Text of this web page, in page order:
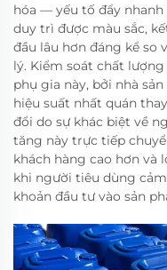
hóa — yếu tố đẩy nhanh
duy trì được màu sắc,
đầu lâu hơn đáng kể so
lý. Kiểm soát chất
phụ gia này, bởi nhà
hiệu suất nhất quán
đổi do sự khác biệt về
tăng này trực tiếp
khách hàng cao hơn
khi người tiêu dùng
khoản đầu tư vào sản